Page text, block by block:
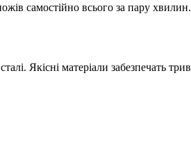
самостійно всього за пару
Якісні матеріали забезпечать